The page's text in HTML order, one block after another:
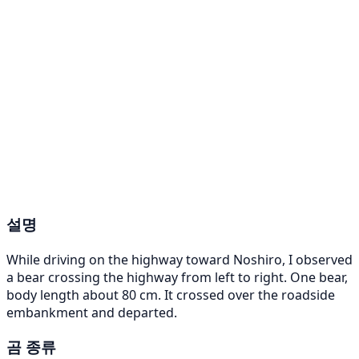
설명
While driving on the highway toward Noshiro, I observed
a bear crossing the highway from left to right. One bear,
body length about 80 cm. It crossed over the roadside
embankment and departed.
곰 종류